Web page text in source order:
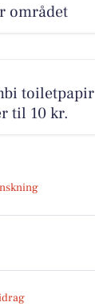
området
toiletpapir
til 10 kr.